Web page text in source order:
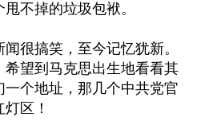
不掉的垃圾包袱。
很搞笑，至今记忆犹新。
望到马克思出生地看看其
个地址，那几个中共党官
区！